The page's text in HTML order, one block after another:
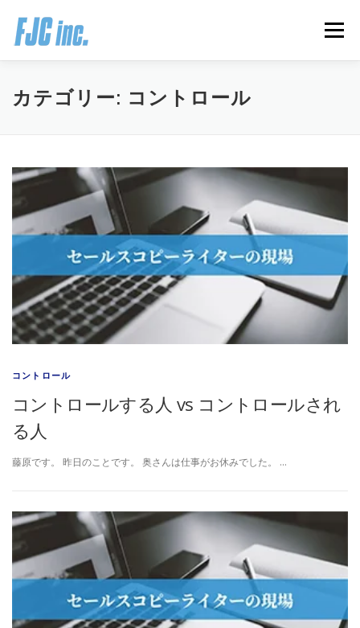
メニュー
HOME ブログ プロフィール
推薦の声はこちら お問い合わせ
カテゴリー: コントロール
コントロール
コントロールする人 vs コントロールされ
る人
藤原です。 昨日のことです。 奥さんは仕事がお休みでした。 …